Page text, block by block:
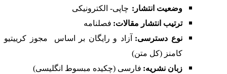
وضعیت انتشار: چاپی- الکترونیکی
ترتیب انتشار مقالات: فصلنامه
نوع دسترسی:
آزاد و رایگان بر اساس
مجوز کرییتیو
کامنز (کل متن)
زبان نشریه: فارسی (چکیده مبسوط انگلیسی)